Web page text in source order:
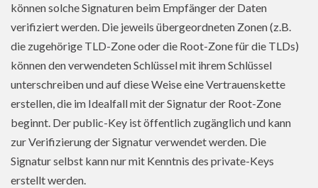
können solche Signaturen beim Empfänger der Daten
verifiziert werden. Die jeweils übergeordneten Zonen (z.B.
die zugehörige TLD-Zone oder die Root-Zone für die TLDs)
können den verwendeten Schlüssel mit ihrem Schlüssel
unterschreiben und auf diese Weise eine Vertrauenskette
erstellen, die im Idealfall mit der Signatur der Root-Zone
beginnt. Der public-Key ist öffentlich zugänglich und kann
zur Verifizierung der Signatur verwendet werden. Die
Signatur selbst kann nur mit Kenntnis des private-Keys
erstellt werden.